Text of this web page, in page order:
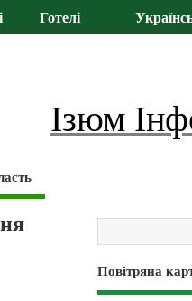
Готелі
Ізюм
Повітряна